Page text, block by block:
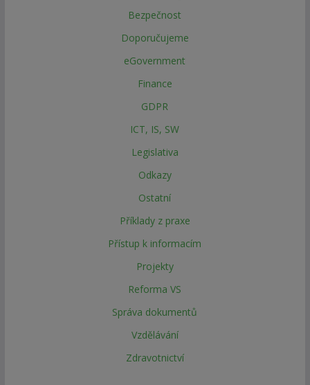
Bezpečnost
Doporučujeme
eGovernment
Finance
GDPR
ICT, IS, SW
Legislativa
Odkazy
Ostatní
Příklady z praxe
Přístup k informacím
Projekty
Reforma VS
Správa dokumentů
Vzdělávání
Zdravotnictví